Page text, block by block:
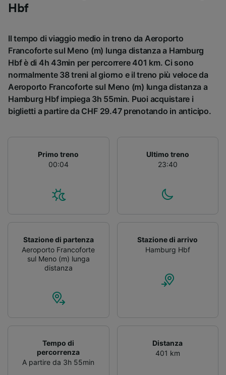
Hbf
Il tempo di viaggio medio in treno da Aeroporto
Francoforte sul Meno (m) lunga distanza a Hamburg
Hbf è di 4h 43min per percorrere 401 km. Ci sono
normalmente 38 treni al giorno e il treno più veloce da
Aeroporto Francoforte sul Meno (m) lunga distanza a
Hamburg Hbf impiega 3h 55min. Puoi acquistare i
biglietti a partire da CHF 29.47 prenotando in anticipo.
Primo treno
00:04
Ultimo treno
23:40
Stazione di partenza
Aeroporto Francoforte
sul Meno (m) lunga
distanza
Stazione di arrivo
Hamburg Hbf
Tempo di
percorrenza
A partire da 3h 55min
Distanza
401 km